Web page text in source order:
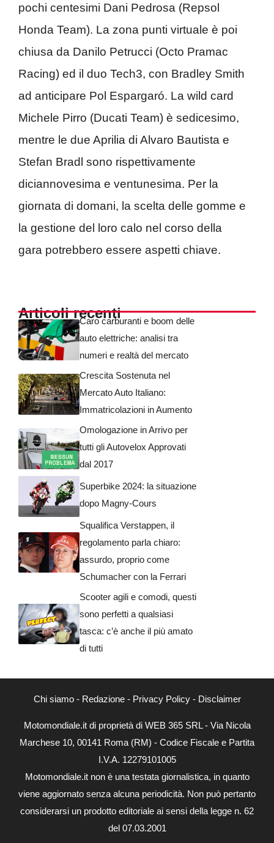
pochi centesimi Dani Pedrosa (Repsol
Honda Team). La zona punti virtuale è poi
chiusa da Danilo Petrucci (Octo Pramac
Racing) ed il duo Tech3, con Bradley Smith
ad anticipare Pol Espargaró. La wild card
Michele Pirro (Ducati Team) è sedicesimo,
mentre le due Aprilia di Alvaro Bautista e
Stefan Bradl sono rispettivamente
diciannovesima e ventunesima. Per la
giornata di domani, la scelta delle gomme e
la gestione del loro calo nel corso della
gara potrebbero essere aspetti chiave.
Articoli recentiCaro carburanti e boom delle
auto elettriche: analisi tra
numeri e realtà del mercato
Crescita Sostenuta nel
Mercato Auto Italiano:
Immatricolazioni in Aumento
Omologazione in Arrivo per
tutti gli Autovelox Approvati
dal 2017
Superbike 2024: la situazione
dopo Magny-Cours
Squalifica Verstappen, il
regolamento parla chiaro:
assurdo, proprio come
Schumacher con la Ferrari
Scooter agili e comodi, questi
sono perfetti a qualsiasi
tasca: c’è anche il più amato
di tutti
Chi siamo- Redazione- Privacy Policy- Disclaimer
Motomondiale.it di proprietà di WEB 365 SRL - Via Nicola
Marchese 10, 00141 Roma (RM) - Codice Fiscale e Partita
I.V.A. 12279101005
Motomondiale.it non è una testata giornalistica, in quanto
viene aggiornato senza alcuna periodicità. Non può pertanto
considerarsi un prodotto editoriale ai sensi della legge n. 62
del 07.03.2001